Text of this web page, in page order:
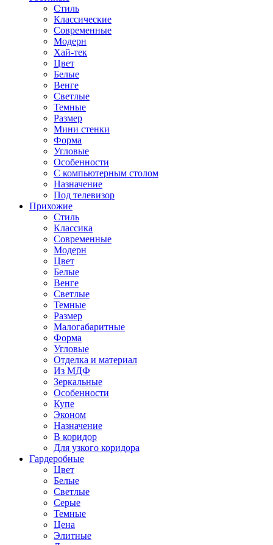
Стиль
Классические
Современные
Модерн
Хай-тек
Цвет
Белые
Венге
Светлые
Темные
Размер
Мини стенки
Форма
Угловые
Особенности
С компьютерным столом
Назначение
Под телевизор
Прихожие
Стиль
Классика
Современные
Модерн
Цвет
Белые
Венге
Светлые
Темные
Размер
Малогабаритные
Форма
Угловые
Отделка и материал
Из МДФ
Зеркальные
Особенности
Купе
Эконом
Назначение
В коридор
Для узкого коридора
Гардеробные
Цвет
Белые
Светлые
Серые
Темные
Цена
Элитные